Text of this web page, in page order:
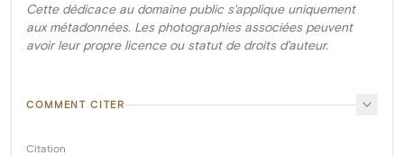
Cette dédicace au domaine public s'applique uniquement
aux métadonnées. Les photographies associées peuvent
avoir leur propre licence ou statut de droits d'auteur.
COMMENT CITER
Citation